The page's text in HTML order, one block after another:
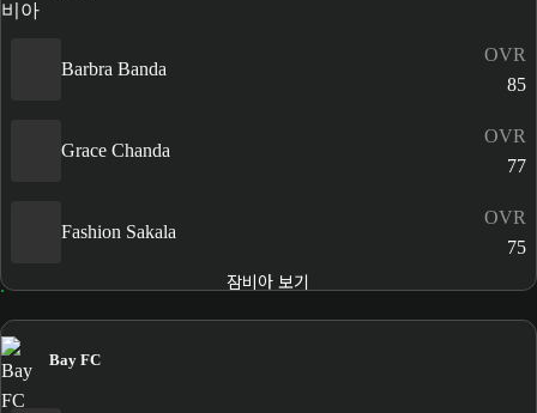
Barbra Banda
OVR
85
Grace Chanda
OVR
77
Fashion Sakala
OVR
75
잠비아 보기
Bay FC